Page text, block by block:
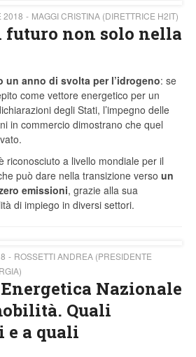
2018 MAGGI CRISTINA (DIRETTRICE H2IT)
futuro non solo nella
un anno di svolta per l’idrogeno: se
come vettore energetico per un
degli Stati, l’impegno delle
in commercio dimostrano che quel
riconosciuto a livello mondiale per il
può dare nella transizione verso un
emissioni, grazie alla sua
di impiego in diversi settori.
ROSSETTI ANDREA (PRESIDENTE
Nazionale
Quali
a quali